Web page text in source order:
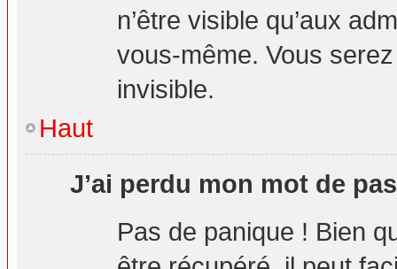
n’être visible qu’aux
vous-même. Vous
invisible.
Haut
J’ai perdu mon mot de
Pas de panique ! Bien